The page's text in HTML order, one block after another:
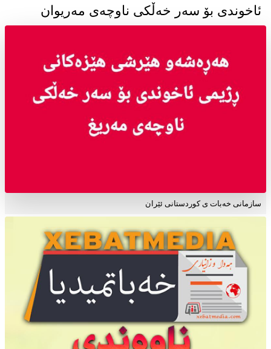
ئاخوندی بۆ سەر خەڵکی ناوچەی مەریوان
سازمانی خەبات ی کوردستانی ئێران